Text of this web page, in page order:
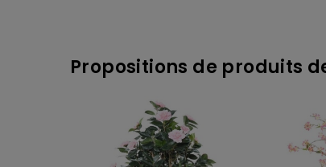
Propositions de produits